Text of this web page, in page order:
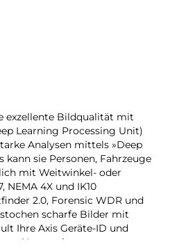
exzellente Bildqualität mit
Learning Processing Unit)
Analysen mittels »Deep
kann sie Personen, Fahrzeuge
mit Weitwinkel- oder
NEMA 4X und IK10
2.0, Forensic WDR und
scharfe Bilder mit
Ihre Axis Geräte-ID und
Netzwerk.